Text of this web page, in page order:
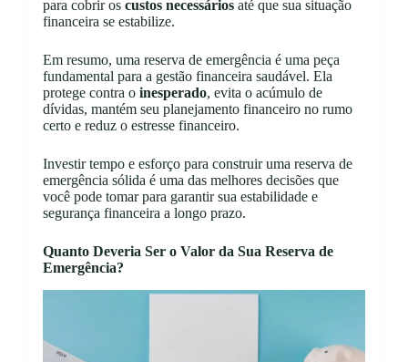
para cobrir os custos necessáriosaté que sua situação
financeira se estabilize.
Em resumo, uma reserva de emergência é uma peça
fundamental para a gestão financeira saudável. Ela
protege contra o inesperado, evita o acúmulo de
dívidas, mantém seu planejamento financeiro no rumo
certo e reduz o estresse financeiro.
Investir tempo e esforço para construir uma reserva de
emergência sólida é uma das melhores decisões que
você pode tomar para garantir sua estabilidade e
segurança financeira a longo prazo.
Quanto Deveria Ser o Valor da Sua Reserva de
Emergência?